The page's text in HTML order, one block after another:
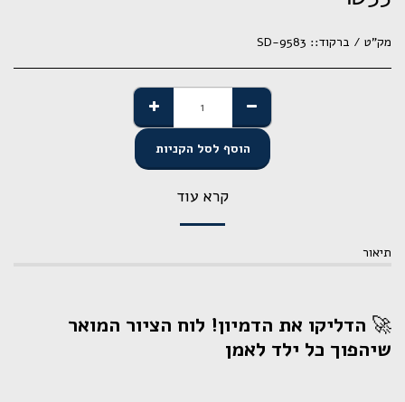
מק"ט / ברקוד:: SD-9583
הוסף לסל הקניות
קרא עוד
תיאור
🚀 הדליקו את הדמיון! לוח הציור המואר
שיהפוך כל ילד לאמן